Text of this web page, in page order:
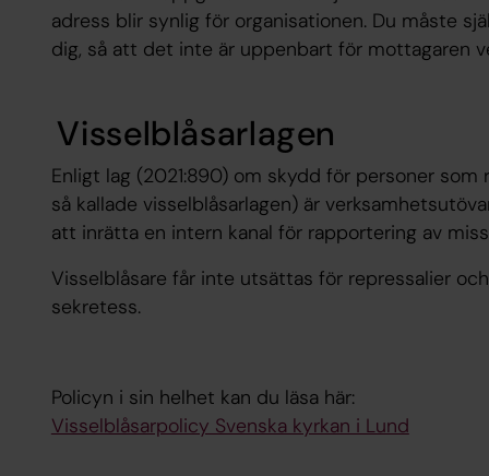
adress blir synlig för organisationen. Du måste
dig, så att det inte är uppenbart för mottagaren
Visselblåsarlagen
Enligt lag (2021:890) om skydd för personer
så kallade visselblåsarlagen) är
att inrätta en intern kanal för rapportering av
Visselblåsare får inte utsättas för repressalier
sekretess.
Policyn i sin helhet kan du läsa här:
Visselblåsarpolicy Svenska kyrkan i Lund